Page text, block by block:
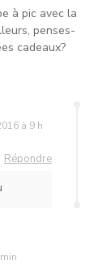
à pic avec la
penses-
cadeaux?
à 9 h
Répondre